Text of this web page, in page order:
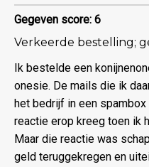
Gegeven score: 6
Verkeerde bestelling;
Ik bestelde een
onesie. De mails die ik
het bedrijf in een
reactie erop kreeg toen ik
Maar die reactie was
geld teruggekregen en